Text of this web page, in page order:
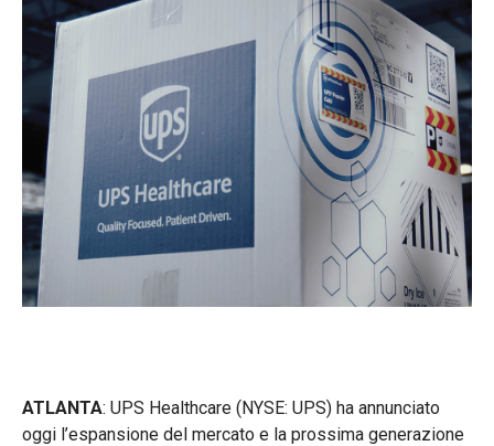
ATLANTA: UPS Healthcare (NYSE: UPS) ha annunciato
oggi l’espansione del mercato e la prossima generazione